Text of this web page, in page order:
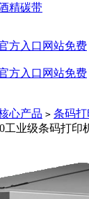
精碳带
方入口网站免费
方入口网站免费
心产品 > 条码
工业级条码打印